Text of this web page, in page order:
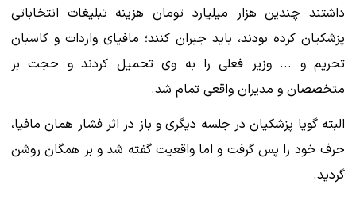
داشتند چندین هزار میلیارد تومان هزینه تبلیغات انتخاباتی
پزشکیان کرده بودند، باید جبران کنند؛ مافیای واردات و کاسبان
تحریم و ... وزیر فعلی را به وی تحمیل کردند و حجت بر
متخصصان و مدیران واقعی تمام شد.
البته گویا پزشکیان در جلسه دیگری و باز در اثر فشار همان مافیا،
حرف خود را پس گرفت و اما واقعیت گفته شد و بر همگان روشن
گردید‌.